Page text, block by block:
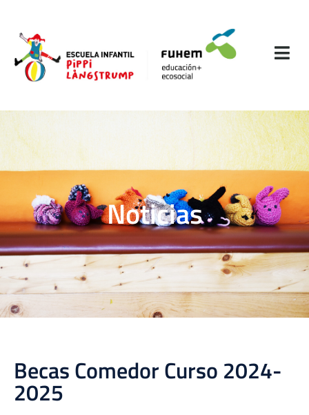
Noticias​
Becas Comedor Curso 2024-
2025